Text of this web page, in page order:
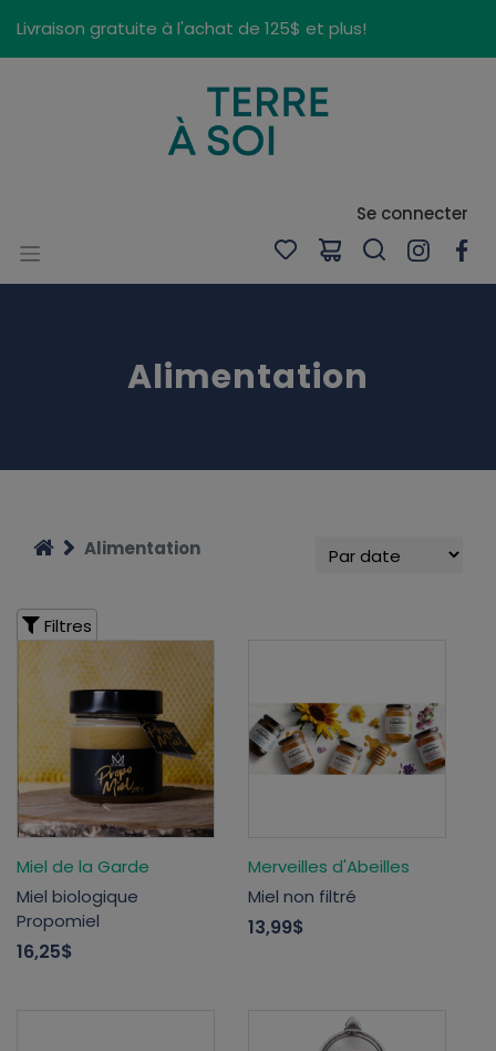
Livraison gratuite à l'achat de 125$ et plus!
Se connecter
Alimentation
Alimentation
Filtres
Miel de la Garde
Miel biologique
Propomiel
16,25$
Merveilles d'Abeilles
Miel non filtré
13,99$